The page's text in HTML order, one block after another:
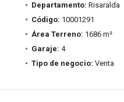
Departamento: Risaralda
Código: 10001291
Área Terreno: 1686 m²
Garaje: 4
Tipo de negocio: Venta